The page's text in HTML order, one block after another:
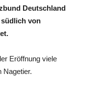
Deutschland
südlich von
Eröffnung viele
Nagetier.